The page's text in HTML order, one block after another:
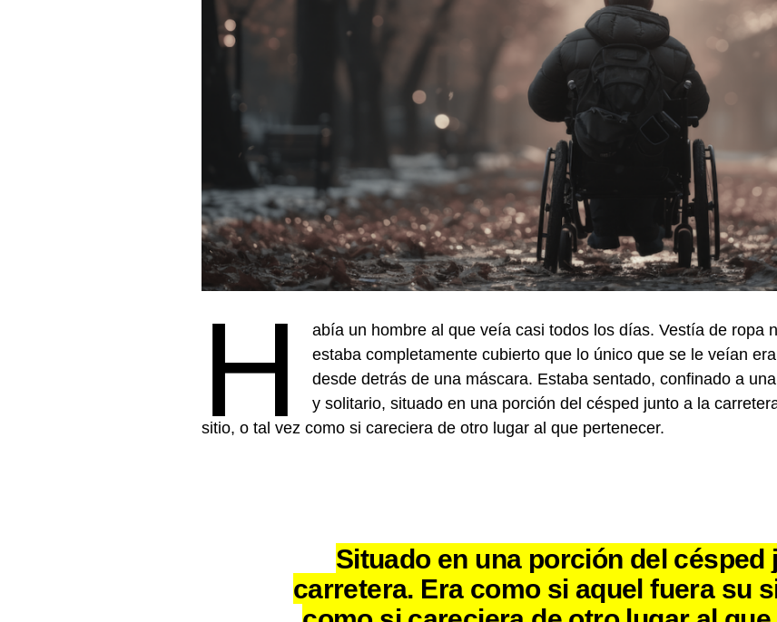
H
abía un hombre al que veía casi todos los días. Vestía de ropa
estaba completamente cubierto que lo único que se le veían
desde detrás de una máscara. Estaba sentado, confinado a
y solitario, situado en una porción del césped junto a la
sitio, o tal vez como si careciera de otro lugar al que pertenecer.
Situado en una porción del césped
carretera. Era como si aquel fuera su